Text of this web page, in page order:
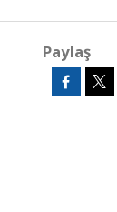
Paylaş